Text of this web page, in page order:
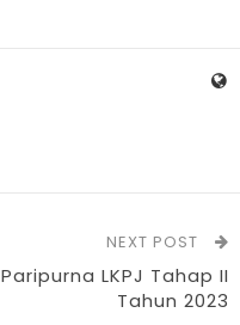
NEXT POST
LKPJ Tahap II
Tahun 2023